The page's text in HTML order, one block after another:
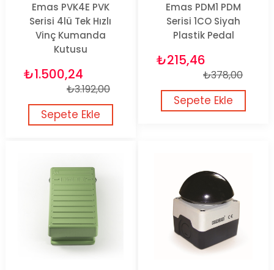
Emas PVK4E PVK
Serisi 4lü Tek Hızlı
Vinç Kumanda
Kutusu
₺1.500,24
₺3.192,00
Sepete Ekle
Emas PDM1 PDM
Serisi 1CO Siyah
Plastik Pedal
₺215,46
₺378,00
Sepete Ekle